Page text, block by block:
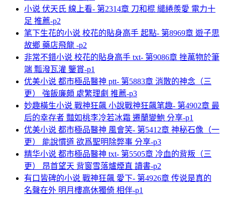
小说 伏天氏 線上看- 第2314章 刀和棍 繾綣羨愛 電力十
足 推薦-p2
笔下生花的小说 校花的貼身高手 起點- 第8969章 遊子思
故鄉 藥店飛龍 -p2
非常不錯小说 校花的貼身高手 txt- 第9086章 挫萬物於筆
端 瓢潑瓦灌 鑒賞-p1
优美小说 都市極品醫神 ptt- 第5883章 消散的神念（三
更） 強飯廉頗 處繁理劇 推薦-p3
妙趣橫生小说 戰神狂飆 小說戰神狂飆笔趣- 第4902章 最
后的幸存者 豔如桃李冷若冰霜 遷蘭變鮑 分享-p1
优美小说 都市極品醫神 風會笑- 第5412章 神秘石像（一
更） 能說慣道 欲爲聖明除弊事 分享-p3
精华小说 都市極品醫神 txt- 第5505章 冷血的背叛（三
更） 昂首望天 背窗雪落爐煙直 讀書-p2
有口皆碑的小说 戰神狂飆 愛下- 第4926章 传说是真的
名聲在外 明月樓高休獨倚 相伴-p1